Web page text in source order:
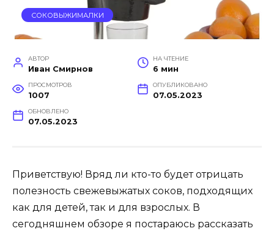
СОКОВЫЖИМАЛКИ
АВТОР
Иван Смирнов
НА ЧТЕНИЕ
6 мин
ПРОСМОТРОВ
1007
ОПУБЛИКОВАНО
07.05.2023
ОБНОВЛЕНО
07.05.2023
Приветствую! Вряд ли кто-то будет отрицать
полезность свежевыжатых соков, подходящих
как для детей, так и для взрослых. В
сегодняшнем обзоре я постараюсь рассказать